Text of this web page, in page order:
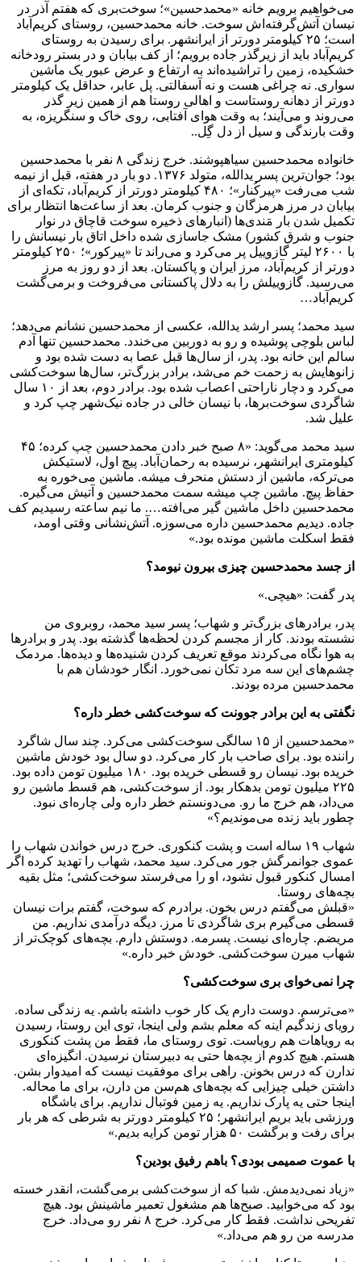
می‌خواهیم برویم خانه «محمدحسین»؛ سوخت‌بری که هفتم آذر در
نیسان آتش‌گرفته‌اش سوخت. خانه محمدحسین، روستای کریم‌آباد
است؛ ۲۵ کیلومتر دورتر از ایرانشهر. برای رسیدن به روستای
کریم‌آباد باید از زیرگذر جاده برویم؛ از کف بیابان و در بستر رودخانه
خشکیده، زمین را تراشیده‌اند به ارتفاع و عرض عبور یک ماشین
سواری. نه چراغی هست و نه آسفالتی. پل عابر، حداقل یک کیلومتر
دورتر از دهانه روستاست و اهالی روستا هم از همین زیر گذر
می‌روند و می‌آیند؛ به وقت هوای آفتابی، روی خاک و سنگریزه، به
وقت بارندگی و سیل از دل گِل..
خانواده محمدحسین سیاهپوشند. خرج زندگی ۸ نفر با محمدحسین
بود؛ جوان‌ترین پسر یدالله، متولد ۱۳۷۶. دو بار در هفته، قبل از نیمه
شب می‌رفت «پیرکُنار»؛ ۴۸۰ کیلومتر دورتر از کریم‌آباد، تکه‌ای از
بیابان در مرز هرمزگان و جنوب کرمان. بعد از ساعت‌ها انتظار برای
تکمیل شدن بار مَندی‌ها (انبار‌های ذخیره سوخت قاچاق در نوار
جنوب و شرق کشور) مشک جاسازی شده داخل اتاق بار نیسانش را
با ۲۶۰۰ لیتر گازوییل پر می‌کرد و می‌راند تا «پیرکور»؛ ۲۵۰ کیلومتر
دورتر از کریم‌آباد، مرز ایران و پاکستان. بعد از دو روز به مرز
می‌رسید. گازوییلش را به دلال پاکستانی می‌فروخت و برمی‌گشت
کریم‌آباد…
سید محمد؛ پسر ارشد یدالله، عکسی از محمدحسین نشانم می‌دهد؛
لباس بلوچی پوشیده و رو به دوربین می‌خندد. محمدحسین تنها آدم
سالم این خانه بود. پدر، از سال‌ها قبل عصا به دست شده بود و
زانوهایش به زحمت خم می‌شد، برادر بزرگ‌تر، سال‌ها سوخت‌کشی
می‌کرد و دچار ناراحتی اعصاب شده بود. برادر دوم، بعد از ۱۰ سال
شاگردی سوخت‌برها، با نیسان خالی در جاده نیک‌شهر چپ کرد و
علیل شد.
سید محمد می‌گوید: «۸ صبح خبر دادن محمدحسین چپ کرده؛ ۴۵
کیلومتری ایرانشهر، نرسیده به رحمان‌آباد. پیچ اول، لاستیکش
می‌ترکه، ماشین از دستش منحرف میشه. ماشین می‌خوره به
حفاظ پیچ. ماشین چپ میشه سمت محمدحسین و آتیش می‌گیره.
محمدحسین داخل ماشین گیر می‌افته…. ما نیم ساعته رسیدیم کف
جاده. دیدیم محمدحسین داره می‌سوزه. آتش‌نشانی وقتی اومد،
فقط اسکلت ماشین مونده بود.»
از جسد محمدحسین چیزی بیرون نیومد؟
پدر گفت: «هیچی.»
پدر، برادر‌های بزرگ‌تر و شهاب؛ پسر سید محمد، روبروی من
نشسته بودند. کار از مجسم کردن لحظه‌ها گذشته بود. پدر و برادر‌ها
به هوا نگاه می‌کردند موقع تعریف کردن شنیده‌ها و دیده‌ها. مردمک
چشم‌های این سه مرد تکان نمی‌خورد. انگار خودشان هم با
محمدحسین مرده بودند.
نگفتی به این برادر جوونت که سوخت‌کشی خطر داره؟
«محمدحسین از ۱۵ سالگی سوخت‌کشی می‌کرد. چند سال شاگرد
راننده بود. برای صاحب بار کار می‌کرد. دو سال بود خودش ماشین
خریده بود. نیسان رو قسطی خریده بود. ۱۸۰ میلیون تومن داده بود.
۲۲۵ میلیون تومن بدهکار بود. از سوخت‌کشی، هم قسط ماشین رو
می‌داد، هم خرج ما رو. می‌دونستم خطر داره ولی چاره‌ای نبود.
چطور باید زنده می‌موندیم؟»
شهاب ۱۹ ساله است و پشت کنکوری. خرج درس خواندن شهاب را
عموی جوانمرگش جور می‌کرد. سید محمد، شهاب را تهدید کرده اگر
امسال کنکور قبول نشود، او را می‌فرستد سوخت‌کشی؛ مثل بقیه
بچه‌های روستا.
«قبلش می‌گفتم درس بخون. برادرم که سوخت، گفتم برات نیسان
قسطی می‌گیرم بری شاگردی تا مرز. دیگه درآمدی نداریم. من
مریضم. چاره‌ای نیست. پسرمه. دوستش دارم. بچه‌های کوچک‌تر از
شهاب میرن سوخت‌کشی. خودش خبر داره.»
چرا نمی‌خوای بری سوخت‌کشی؟
«می‌ترسم. دوست دارم یک کار خوب داشته باشم. یه زندگی ساده.
رویای زندگیم اینه که معلم بشم ولی اینجا، توی این روستا، رسیدن
به رویاهات هم رویاست. توی روستای ما، فقط من پشت کنکوری
هستم. هیچ کدوم از بچه‌ها حتی به دبیرستان نرسیدن. انگیزه‌ای
ندارن که درس بخونن. راهی برای موفقیت نیست که امیدوار بشن.
داشتن خیلی چیزایی که بچه‌های هم‌سن من دارن، برای ما محاله.
اینجا حتی یه پارک نداریم. یه زمین فوتبال نداریم. برای باشگاه
ورزشی باید بریم ایرانشهر؛ ۲۵ کیلومتر دورتر به شرطی که هر بار
برای رفت و برگشت ۵۰ هزار تومن کرایه بدیم.»
با عموت صمیمی بودی؟ باهم رفیق بودین؟
«زیاد نمی‌دیدمش. شبا که از سوخت‌کشی برمی‌گشت، انقدر خسته
بود که می‌خوابید. صبح‌ها هم مشغول تعمیر ماشینش بود. هیچ
تفریحی نداشت. فقط کار می‌کرد. خرج ۸ نفر رو می‌داد. خرج
مدرسه من رو هم می‌داد.»